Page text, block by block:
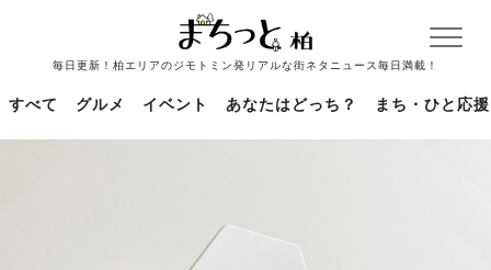
毎日更新！柏エリアのジモトミン発リアルな街ネタニュース毎日満載！
すべて グルメ イベント あなたはどっち？ まち・ひと応援